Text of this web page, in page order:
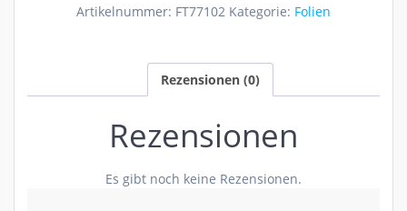
Artikelnummer: FT77102 Kategorie: Folien
Rezensionen (0)
Rezensionen
Es gibt noch keine Rezensionen.